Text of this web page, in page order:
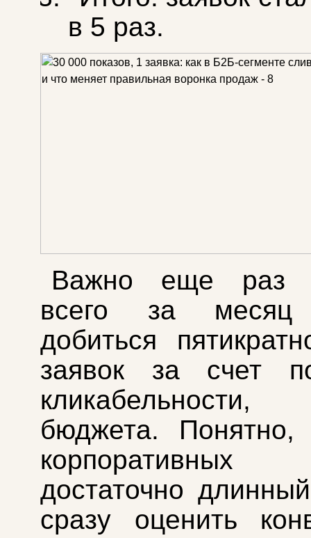
в 5 раз.
Важно еще раз
всего за месяц
добиться
заявок за счет
бюджета. Понятно,
достаточно
сразу оценить